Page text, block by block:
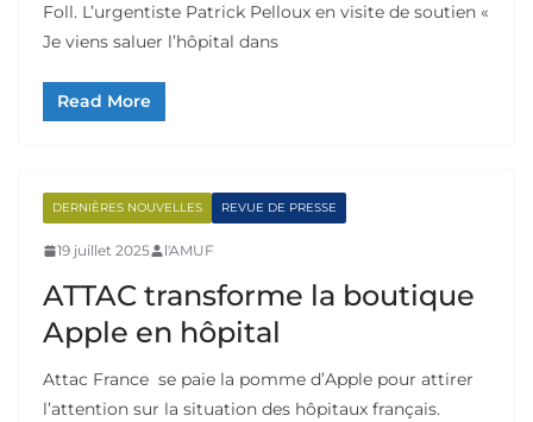
Foll. L’urgentiste Patrick Pelloux en visite de soutien «
Je viens saluer l’hôpital dans
Read More
DERNIÈRES NOUVELLES REVUE DE PRESSE
19 juillet 2025 l'AMUF
ATTAC transforme la boutique
Apple en hôpital
Attac France se paie la pomme d’Apple pour attirer
l’attention sur la situation des hôpitaux français.